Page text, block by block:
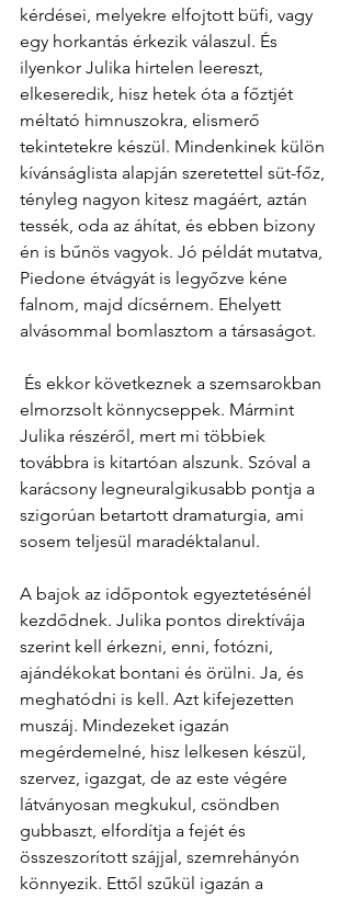
kérdései, melyekre elfojtott büfi, vagy
egy horkantás érkezik válaszul. És
ilyenkor Julika hirtelen leereszt,
elkeseredik, hisz hetek óta a főztjét
méltató himnuszokra, elismerő
tekintetekre készül. Mindenkinek külön
kívánságlista alapján szeretettel süt-főz,
tényleg nagyon kitesz magáért, aztán
tessék, oda az áhítat, és ebben bizony
én is bűnös vagyok. Jó példát mutatva,
Piedone étvágyát is legyőzve kéne
falnom, majd dícsérnem. Ehelyett
alvásommal bomlasztom a társaságot.
elmorzsolt könnycseppek. Mármint
Julika részéről, mert mi többiek
továbbra is kitartóan alszunk. Szóval a
karácsony legneuralgikusabb pontja a
szigorúan betartott dramaturgia, ami
sosem teljesül maradéktalanul.
A bajok az időpontok egyeztetésénél
kezdődnek. Julika pontos direktívája
szerint kell érkezni, enni, fotózni,
ajándékokat bontani és örülni. Ja, és
meghatódni is kell. Azt kifejezetten
muszáj. Mindezeket igazán
megérdemelné, hisz lelkesen készül,
szervez, igazgat, de az este végére
látványosan megkukul, csöndben
gubbaszt, elfordítja a fejét és
összeszorított szájjal, szemrehányón
könnyezik. Ettől szűkül igazán a